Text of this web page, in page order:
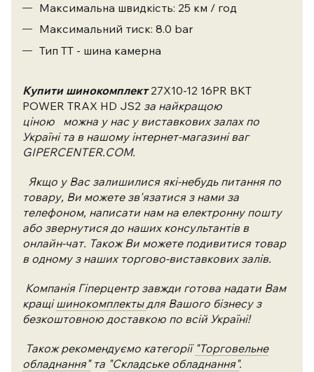
Максимальна швидкість: 25 км / год
Максимальний тиск: 8.0 bar
Тип ТТ - шина камерна
Купити шинокомплект27X10-12 16PR BKT
POWER TRAX HD JS2 за найкращою
ціною
можна у нас у виставкових залах по
Україні та в нашому інтернет-магазині ваг
GIPERCENTER.COM.
Якщо у Вас залишилися які-небудь питання по
товару, Ви можете зв'язатися з нами за
телефоном, написати нам на електронну пошту
або звернутися до наших консультантів в
онлайн-чат. Також Ви можете подивитися товар
в одному з наших торгово-виставкових залів.
Компанія Гіперцентр завжди готова надати Вам
кращішинокомплектыдля Вашого бізнесу з
безкоштовною доставкою по всій Україні!
Також рекомендуємо категорії "Торговельне
обладнання"та "Складське обладнання".